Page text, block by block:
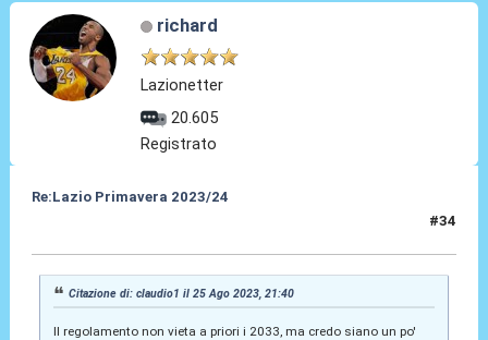
richard
Lazionetter
20.605
Registrato
Re:Lazio Primavera 2023/24
#34
Citazione di: claudio1 il 25 Ago 2023, 21:40
Il regolamento non vieta a priori i 2033, ma credo siano un po'